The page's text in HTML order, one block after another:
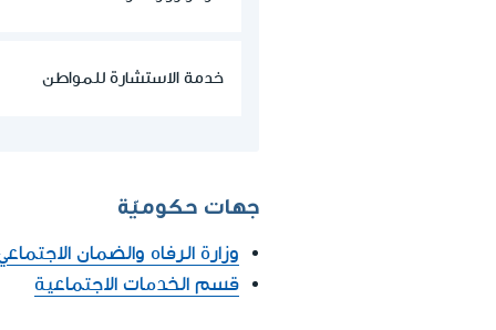
خدمة الاستشارة للمواطن
جهات حكوميّة
وزارة الرفاه والضمان
قسم الخدمات الاجتماعية